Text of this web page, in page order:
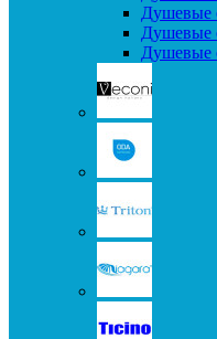
Душевые
Душевые
Душевые